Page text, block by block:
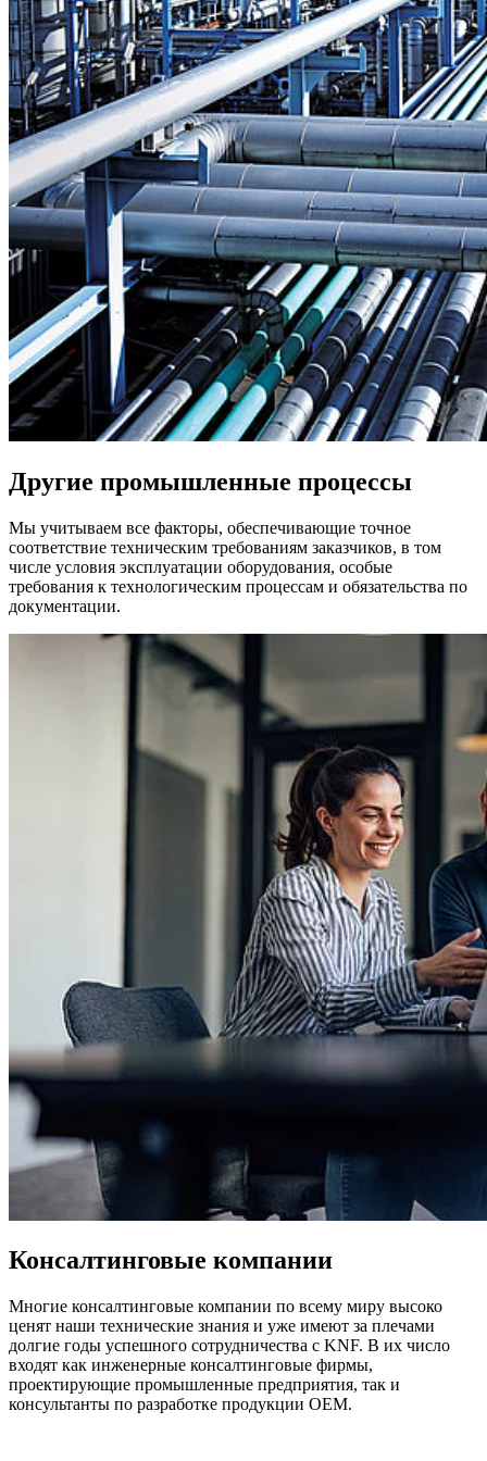
Другие промышленные процессы
Мы учитываем все факторы, обеспечивающие точное
соответствие техническим требованиям заказчиков, в том
числе условия эксплуатации оборудования, особые
требования к технологическим процессам и обязательства по
документации.
Консалтинговые компании
Многие консалтинговые компании по всему миру высоко
ценят наши технические знания и уже имеют за плечами
долгие годы успешного сотрудничества с KNF. В их число
входят как инженерные консалтинговые фирмы,
проектирующие промышленные предприятия, так и
консультанты по разработке продукции OEM.